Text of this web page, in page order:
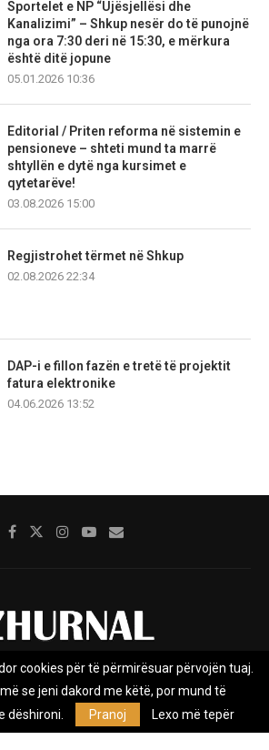
Sportelet e NP “Ujësjellësi dhe
Kanalizimi” – Shkup nesër do të punojnë
nga ora 7:30 deri në 15:30, e mërkura
është ditë jopune
05.01.2026 10:36
Editorial / Priten reforma në sistemin e
pensioneve – shteti mund ta marrë
shtyllën e dytë nga kursimet e
qytetarëve!
03.08.2026 15:00
Regjistrohet tërmet në Shkup
02.08.2026 22:34
DAP-i e fillon fazën e tretë të projektit
fatura elektronike
04.06.2026 13:52
Impresumi Marketing
Privacy Policy
e Lajmeve e pavarur, e themeluar në vitin
cookies për të përmirësuar përvojën tuaj.
se jeni dakord me këtë, por mund të
dëshironi.
Pranoj Lexo më tepër